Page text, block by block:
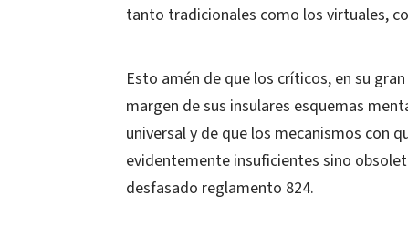
tanto tradicionales como los virtuales,
Esto amén de que los críticos, en su
margen de sus insulares esquemas
universal y de que los mecanismos con
evidentemente insuficientes sino
desfasado reglamento 824.